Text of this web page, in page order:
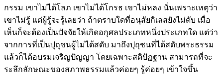
กรรม เขาไม่ได้โลภ เขาไม่ได้โกรธ เขาไม่หลง นั่นเพราะเหตุว่า
เขาไม่รู้ แต่ผู้รู้จะรู้เลยว่า ถ้าตราบใดที่อนุสัยกิเลสยังไม่ดับ เมื่อ
เห็นก็จะต้องเป็นปัจจัยให้เกิดอกุศลประเภทหนึ่งประเภทใด แต่ว่า
จากการที่เป็นปุถุชนผู้ไม่ได้สดับ มาถึงปุถุชนที่ได้สดับพระธรรม
แล้วก็ได้อบรมเจริญปัญญา โดยเฉพาะสติปัฏฐาน สามารถที่จะ
ระลึกลักษณะของสภาพธรรมแล้วค่อยๆ รู้ค่อยๆ เข้าใจขึ้น